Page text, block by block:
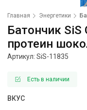
Главная Энергетики
Батончик SiS
протеин
Артикул: SiS-11835
Есть в наличии
ВКУС